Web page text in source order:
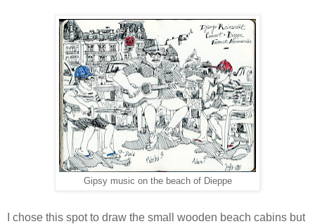
Gipsy music on the beach of Dieppe
I chose this spot to draw the small wooden beach cabins but